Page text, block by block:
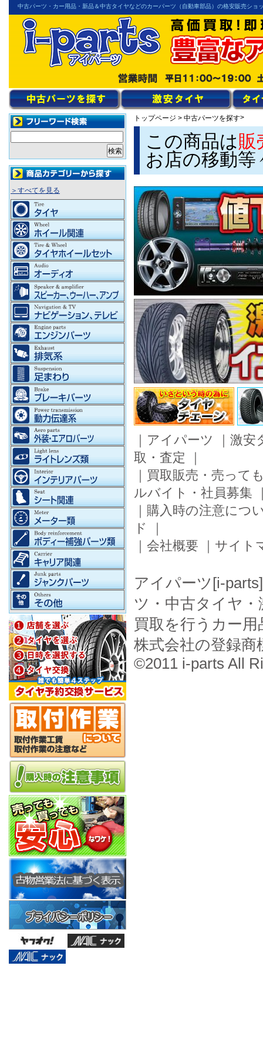
中古パーツ・カー用品・新品＆中古タイヤなどのカーパーツ（自動車部品）の格安販売ショ
トップページ > 中古パーツを探す>
この商品は販
お店の移動
｜ アイパーツ ｜ 激安
取・査定 ｜
｜ 買取販売・売って
ルバイト・社員募集
｜ 購入時の注意につ
ド
｜
｜ 会社概要 ｜ サイト
アイパーツ[i-
ツ・中古タイヤ
買取を行うカー
株式会社の登録商
©2011 i-parts All
＞すべてを見る